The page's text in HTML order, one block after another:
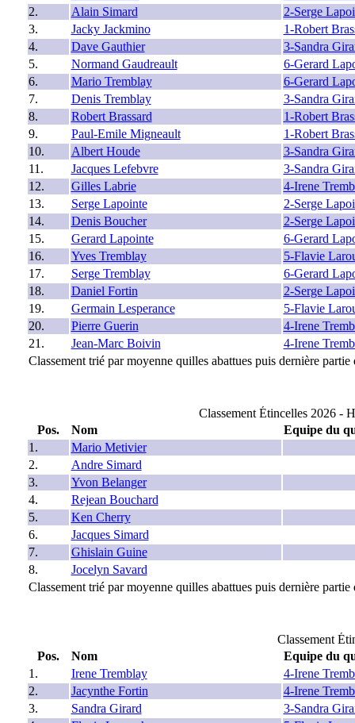
2.
Alain Simard
2-Serge
3.
Jacky Jackmino
1-Robert
4.
Dave Gauthier
3-Sandra
5.
Normand Gaudreault
6-Gerard
6.
Mario Tremblay
6-Gerard
7.
Denis Tremblay
3-Sandra
8.
Robert Brassard
1-Robert
9.
Paul-Emile Migneault
1-Robert
10.
Albert Houde
3-Sandra
11.
Jacques Lefebvre
3-Sandra
12.
Gilles Labrie
4-Irene
13.
Serge Lapointe
2-Serge
14.
Denis Boucher
2-Serge
15.
Gerard Lapointe
6-Gerard
16.
Yves Tremblay
5-Flavie
17.
Serge Tremblay
6-Gerard
18.
Daniel Fortin
2-Serge
19.
Germain Lesperance
5-Flavie
20.
Pierre Guerin
4-Irene
21.
Jean-Marc Boivin
4-Irene
Classement trié par moyenne quilles abattues puis dernière
Classement Étincelles 2026 -
Pos.
Nom
Equipe du
1.
Mario Metivier
2.
Andre Simard
3.
Yvon Belanger
4.
Rejean Bouchard
5.
Ken Cherry
6.
Jacques Simard
7.
Ghislain Guine
8.
Jocelyn Savard
Classement trié par moyenne quilles abattues puis dernière
Classement
Pos.
Nom
Equipe du
1.
Irene Tremblay
4-Irene
2.
Jacynthe Fortin
4-Irene
3.
Sandra Girard
3-Sandra